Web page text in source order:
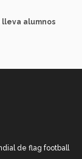
alumnos
de flag football